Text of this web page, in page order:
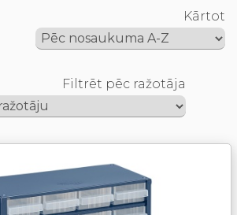
Kārtot
Filtrēt pēc ražotāja